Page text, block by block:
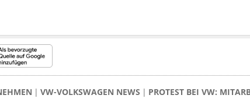
VW-VOLKSWAGEN NEWS PROTEST BEI VW: